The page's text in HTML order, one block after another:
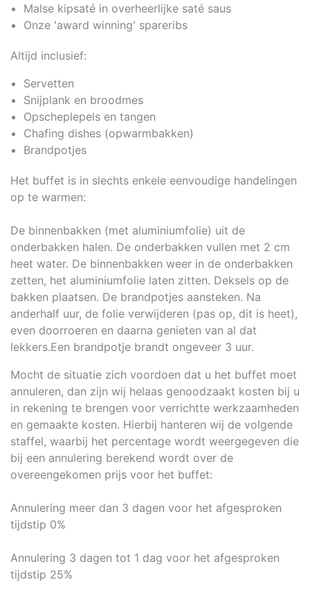
Malse kipsaté in overheerlijke saté saus
Onze 'award winning' spareribs
Altijd inclusief:
Servetten
Snijplank en broodmes
Opscheplepels en tangen
Chafing dishes (opwarmbakken)
Brandpotjes
Het buffet is in slechts enkele eenvoudige handelingen
op te warmen:
De binnenbakken (met aluminiumfolie) uit de
onderbakken halen. De onderbakken vullen met 2 cm
heet water. De binnenbakken weer in de onderbakken
zetten, het aluminiumfolie laten zitten. Deksels op de
bakken plaatsen. De brandpotjes aansteken. Na
anderhalf uur, de folie verwijderen (pas op, dit is heet),
even doorroeren en daarna genieten van al dat
lekkers.Een brandpotje brandt ongeveer 3 uur.
Mocht de situatie zich voordoen dat u het buffet moet
annuleren, dan zijn wij helaas genoodzaakt kosten bij u
in rekening te brengen voor verrichtte werkzaamheden
en gemaakte kosten. Hierbij hanteren wij de volgende
staffel, waarbij het percentage wordt weergegeven die
bij een annulering berekend wordt over de
overeengekomen prijs voor het buffet:
Annulering meer dan 3 dagen voor het afgesproken
tijdstip 0%
Annulering 3 dagen tot 1 dag voor het afgesproken
tijdstip 25%